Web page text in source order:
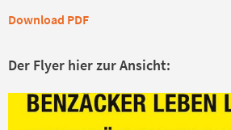
Download PDF
Der Flyer hier zur Ansicht: